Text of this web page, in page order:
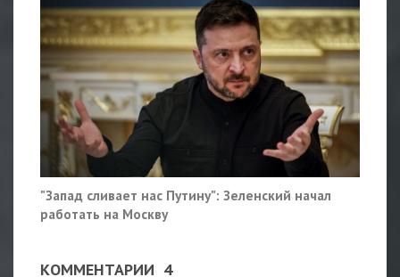
"Запад сливает нас Путину": Зеленский начал
работать на Москву
КОММЕНТАРИИ 4